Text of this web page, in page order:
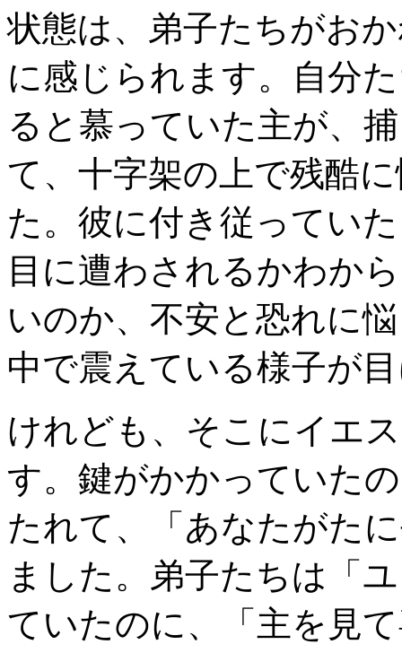
状態は、弟子たちがお
に感じられます。自分
ると慕っていた主が、
て、十字架の上で残酷
た。彼に付き従ってい
目に遭わされるかわか
いのか、不安と恐れに
中で震えている様子が
けれども、そこにイエ
す。鍵がかかっていた
たれて、「あなたがた
ました。弟子たちは「
ていたのに、「主を見